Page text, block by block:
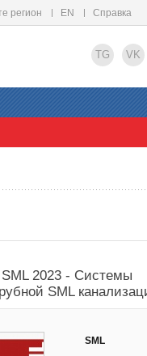
регион EN Справка
TG VK
SML 2023 - Системы
SML
SML